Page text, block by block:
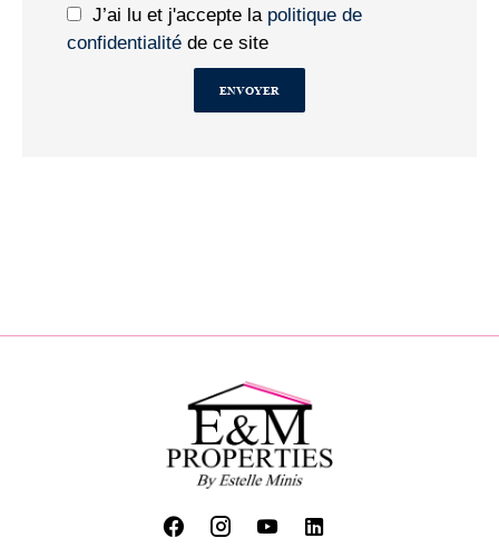
J’ai lu et j'accepte la politique de
confidentialité de ce site
ENVOYER